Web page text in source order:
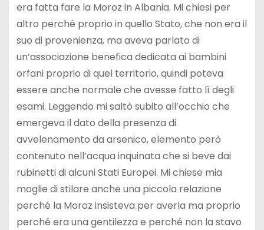
era fatta fare la Moroz in Albania. Mi chiesi per
altro perché proprio in quello Stato, che non era il
suo di provenienza, ma aveva parlato di
un’associazione benefica dedicata ai bambini
orfani proprio di quel territorio, quindi poteva
essere anche normale che avesse fatto lì degli
esami. Leggendo mi saltò subito all’occhio che
emergeva il dato della presenza di
avvelenamento da arsenico, elemento però
contenuto nell’acqua inquinata che si beve dai
rubinetti di alcuni Stati Europei. Mi chiese mia
moglie di stilare anche una piccola relazione
perché la Moroz insisteva per averla ma proprio
perché era una gentilezza e perché non la stavo